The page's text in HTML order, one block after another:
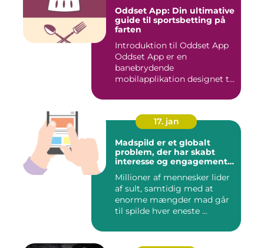
Oddset App: Din ultimative
guide til sportsbetting på
farten
Introduktion til Oddset App
Oddset App er en
banebrydende
mobilapplikation designet til
17. jan
Madspild er et globalt
problem, der har skabt
interesse og engagement
mennesker verden over
Millioner af mennesker lider
af sult, samtidig med at
enorme mængder mad går
til spilde hver eneste ...